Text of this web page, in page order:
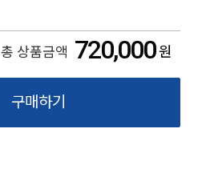
총 상품금액 720,000원
구매하기